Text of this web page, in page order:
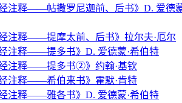
经注释——帖撒罗尼迦前、后书》D. 爱德
经注释——提摩太前、后书》拉尔夫·厄尔
经注释——提多书》D. 爱德蒙·希伯特
经注释——提多书②》约翰·基钦
经注释——希伯来书》霍默·肯特
经注释——雅各书》D. 爱德蒙·希伯特